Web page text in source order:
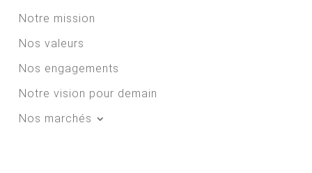
Notre mission
Nos valeurs
Nos engagements
Notre vision pour demain
Nos marchés